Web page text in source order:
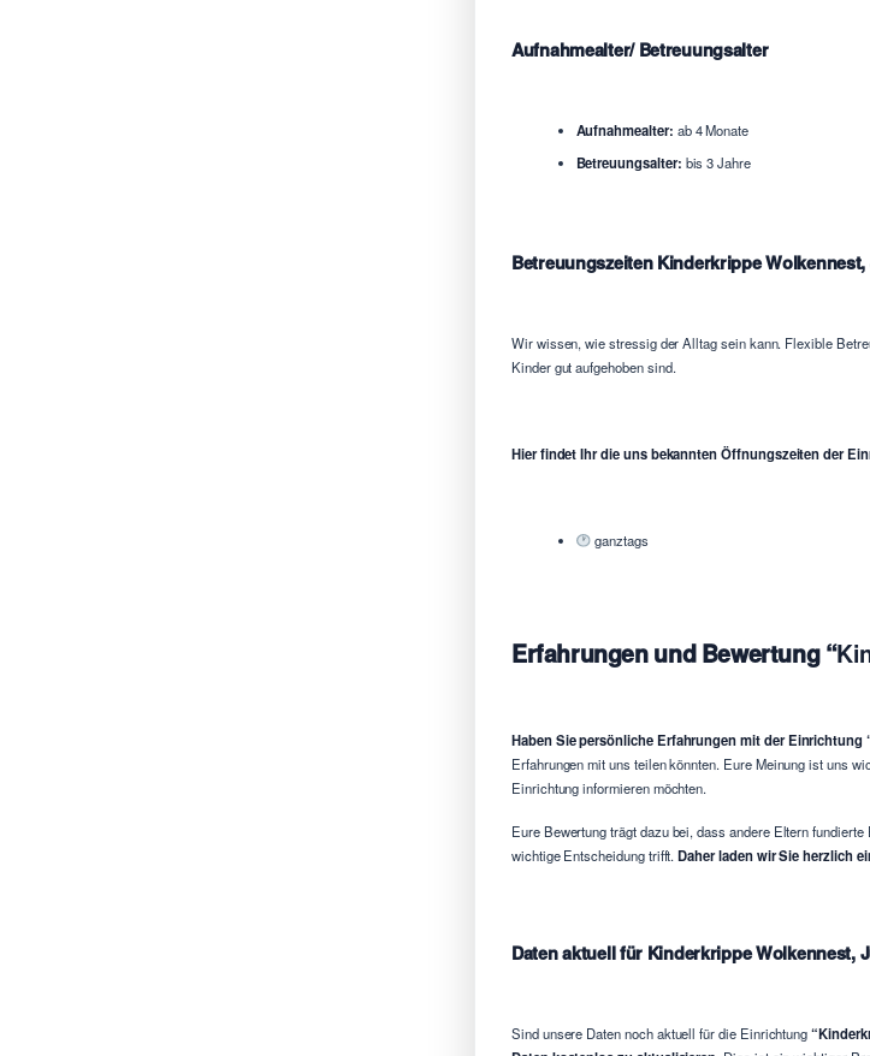
Aufnahmealter/ Betreuungsalter
Aufnahmealter: ab 4 Monate
Betreuungsalter: bis 3 Jahre
Betreuungszeiten Kinderkrippe
Wir wissen, wie stressig der Alltag sein kann. Flexible
Kinder gut aufgehoben sind.
Hier findet Ihr die uns bekannten Öffnungszeiten der
ganztags
Erfahrungen und Bewertung “
Haben Sie persönliche Erfahrungen mit der
Erfahrungen mit uns teilen könnten. Eure Meinung ist uns
Einrichtung informieren möchten.
Eure Bewertung trägt dazu bei, dass andere Eltern
wichtige Entscheidung trifft.Daher laden wir Sie herzlich
Daten aktuell für Kinderkrippe Wolkennest,
Sind unsere Daten noch aktuell für die Einrichtung